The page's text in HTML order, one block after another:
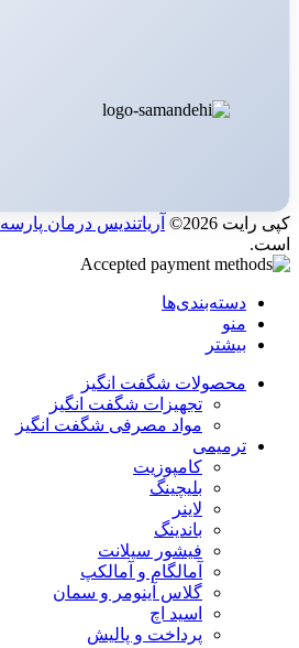
کپی رایت 2026© آریاتندیس درمان پارسه
است.
دسته‌بندی‌ها
منو
بیشتر
محصولات شگفت انگیز
تجهیزات شگفت انگیز
مواد مصرفی شگفت انگیز
ترمیمی
کامپوزیت
بلیچینگ
لاینر
باندینگ
فیشور سیلانت
آمالگام و آمالکپ
گلاس آینومر و سمان
اسید اچ
پرداخت و پالیش